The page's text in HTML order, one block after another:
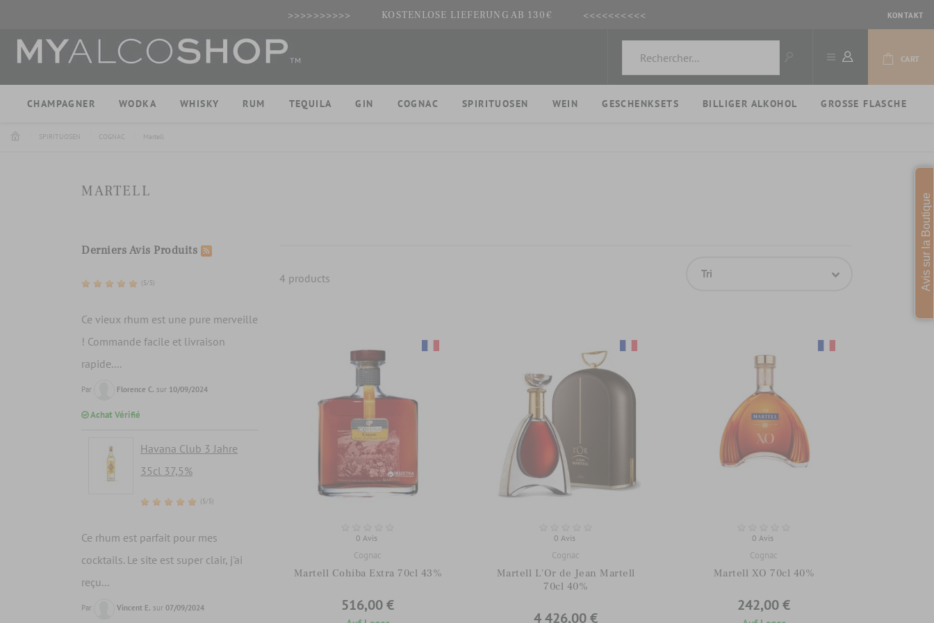
>>>>>>>>>> KOSTENLOSE LIEFERUNG AB 130€ <<<<<<<<<< KONTAKT
CART
CHAMPAGNER WODKA WHISKY RUM TEQUILA GIN COGNAC SPIRITUOSEN WEIN GESCHENKSETS BILLIGER ALKOHOL GROSSE FLASCHE
SPIRITUOSEN COGNAC Martell
MARTELL
Derniers Avis Produits
(5/5)
Ce vieux rhum est une pure merveille
! Commande facile et livraison
rapide....
Par Florence C. sur 10/09/2024
Achat Vérifié
Havana Club 3 Jahre
35cl 37,5%
(5/5)
Ce rhum est parfait pour mes
cocktails. Le site est super clair, j'ai
reçu...
Par Vincent E. sur 07/09/2024
4 products Tri
0 Avis
Cognac
Martell Cohiba Extra 70cl 43%
516,00 €
0 Avis
Cognac
Martell L'Or de Jean Martell
70cl 40%
4 426,00 €
0 Avis
Cognac
Martell XO 70cl 40%
242,00 €
Avis sur la Boutique